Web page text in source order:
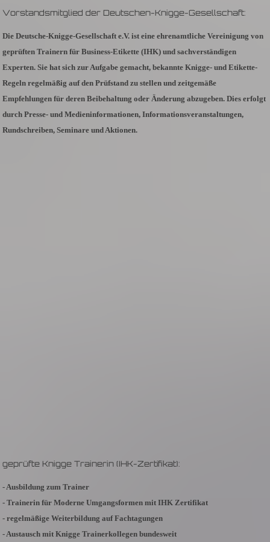
Vorstandsmitglied der Deutschen-Knigge-Gesellschaft:
Die Deutsche-Knigge-Gesellschaft e.V. ist eine ehrenamtliche Vereinigung von
geprüften Trainern für Business-Etikette (IHK) und sachverständigen
Experten. Sie hat sich zur Aufgabe gemacht, bekannte Knigge- und Etikette-
Regeln regelmäßig auf den Prüfstand zu stellen und zeitgemäße
Empfehlungen für deren Beibehaltung oder Änderung abzugeben. Dies erfolgt
durch Presse- und Medieninformationen, Informationsveranstaltungen,
Rundschreiben, Seminare und Aktionen.
geprüfte Knigge Trainerin (IHK-Zertifikat):
- Ausbildung zum Trainer
- Trainerin für Moderne Umgangsformen mit IHK Zertifikat
- regelmäßige Weiterbildung auf Fachtagungen
- Austausch mit Knigge Trainerkollegen bundesweit